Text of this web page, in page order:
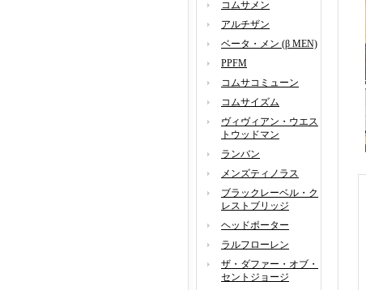
コムサメン
アルチザン
ベータ・メン (β MEN)
PPFM
コムサコミューン
コムサイズム
ヴィヴィアン・ウエス
トウッドマン
ランバン
メンズティノラス
ブラックレーベル・ク
レストブリッジ
ヘッドポーター
ラルフローレン
ザ・ダファー・オブ・
セントジョージ